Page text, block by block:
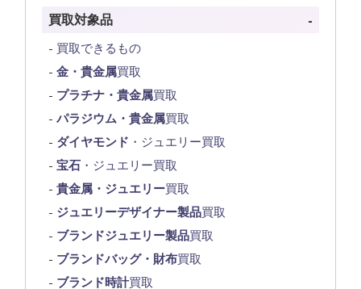
買取対象品
買取できるもの
金・貴金属買取
プラチナ・貴金属買取
パラジウム・貴金属買取
ダイヤモンド ・ジュエリー買取
宝石 ・ジュエリー買取
貴金属・ジュエリー買取
ジュエリーデザイナー製品買取
ブランドジュエリー製品買取
ブランドバッグ・財布買取
ブランド時計買取